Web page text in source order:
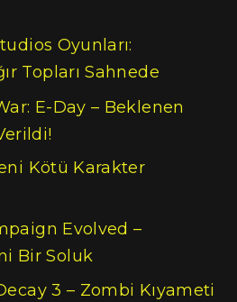
Oyunları:
Topları Sahnede
E-Day – Beklenen
Kötü Karakter
Evolved –
Bir Soluk
3 – Zombi Kıyameti